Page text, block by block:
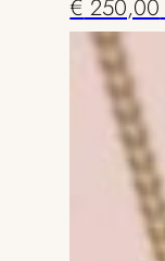
€ 250,00